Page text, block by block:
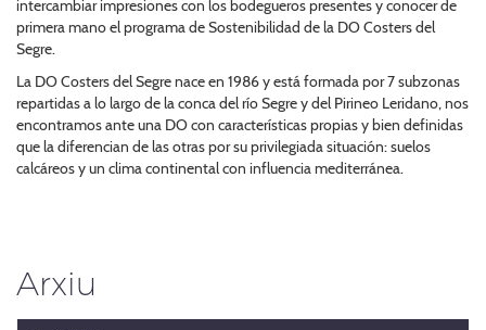
intercambiar impresiones con los bodegueros presentes y conocer de
primera mano el programa de Sostenibilidad de la DO Costers del
Segre.
La DO Costers del Segre nace en 1986 y está formada por 7 subzonas
repartidas a lo largo de la conca del río Segre y del Pirineo Leridano, nos
encontramos ante una DO con características propias y bien definidas
que la diferencian de las otras por su privilegiada situación: suelos
calcáreos y un clima continental con influencia mediterránea.
Arxiu